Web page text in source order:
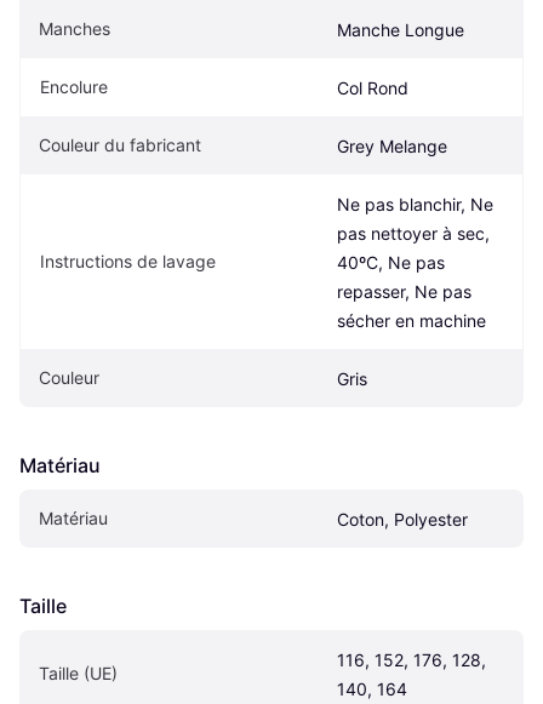
Manches Manche Longue
Encolure Col Rond
Couleur du fabricant Grey Melange
Instructions de lavage
Ne pas blanchir, Ne
pas nettoyer à sec,
40ºC, Ne pas
repasser, Ne pas
sécher en machine
Couleur Gris
Matériau
Matériau Coton, Polyester
Taille
Taille (UE)
116, 152, 176, 128,
140, 164